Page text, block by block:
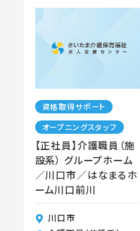
資格取得サポート
オープニングスタッフ
【正社員】介護職員（施
設系） グループホーム
／川口市／はなまるホ
ーム川口前川
川口市